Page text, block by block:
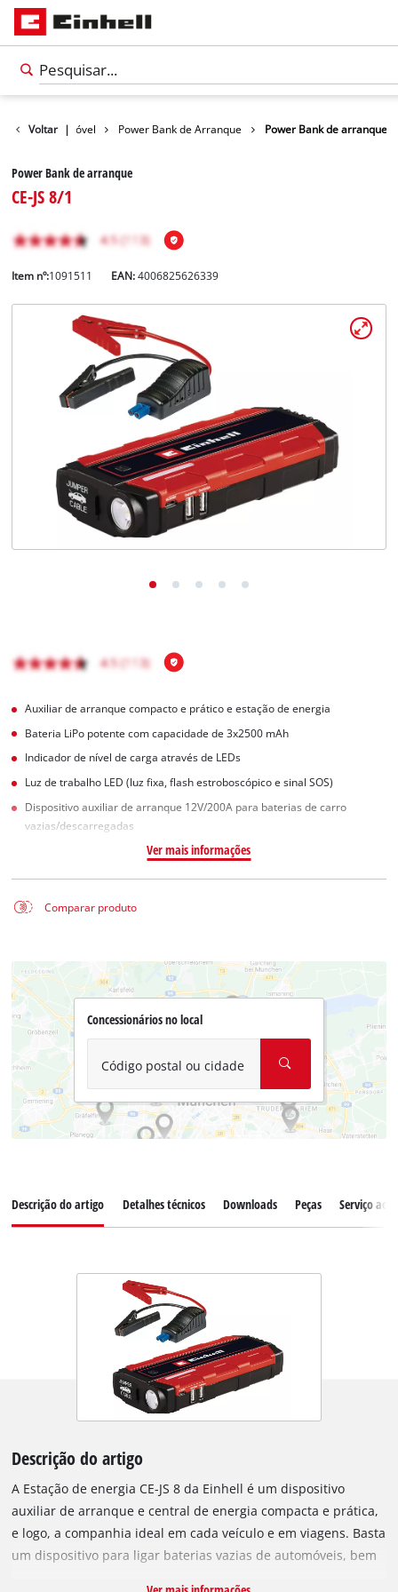
Português
English
Voltar |
para automóvel Power Bank de Arranque Power Bank de arranque
Power Bank de arranque
CE-JS 8/1
Item nº:1091511 EAN:4006825626339
Auxiliar de arranque compacto e prático e estação de energia
Bateria LiPo potente com capacidade de 3x2500 mAh
Indicador de nível de carga através de LEDs
Luz de trabalho LED (luz fixa, flash estroboscópico e sinal SOS)
Dispositivo auxiliar de arranque 12V/200A para baterias de carro
vazias/descarregadas
Ver mais informações
Comparar produto
Concessionários no local
Código postal ou cidade
Descrição do artigo Detalhes técnicos Downloads Peças Serviço ao
Descrição do artigo
A Estação de energia CE-JS 8 da Einhell é um dispositivo
auxiliar de arranque e central de energia compacta e prática,
e logo, a companhia ideal em cada veículo e em viagens. Basta
um dispositivo para ligar baterias vazias de automóveis, bem